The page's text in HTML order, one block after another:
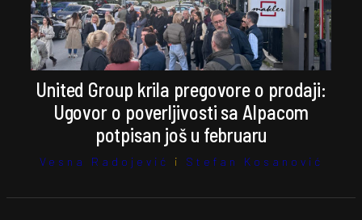
United Group krila pregovore o prodaji:
Ugovor o poverljivosti sa Alpacom
potpisan još u februaru
Vesna Radojević i Stefan Kosanović